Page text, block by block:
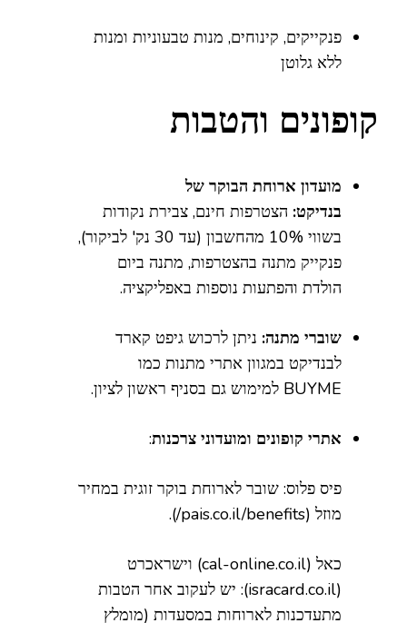
פנקייקים, קינוחים, מנות טבעוניות ומנות
ללא גלוטן
קופונים והטבות
מועדון ארוחת הבוקר של
בנדיקט: הצטרפות חינם, צבירת נקודות
בשווי 10% מהחשבון (עד 30 נק' לביקור),
פנקייק מתנה בהצטרפות, מתנה ביום
הולדת והפתעות נוספות באפליקציה.
שוברי מתנה: ניתן לרכוש גיפט קארד
לבנדיקט במגוון אתרי מתנות כמו
BUYME למימוש גם בסניף ראשון לציון.
אתרי קופונים ומועדוני צרכנות:
פיס פלוס: שובר לארוחת בוקר זוגית במחיר
מוזל (pais.co.il/benefits/).
כאל (cal-online.co.il) וישראכרט
(isracard.co.il): יש לעקוב אחר הטבות
מתעדכנות לארוחות במסעדות (מומלץ